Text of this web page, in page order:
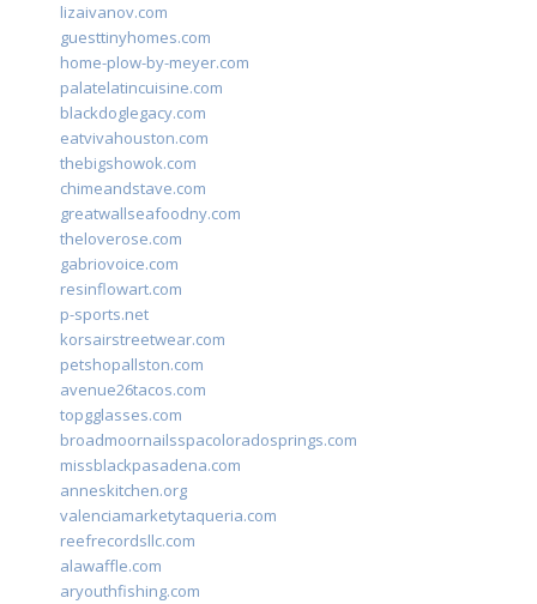
lizaivanov.com
guesttinyhomes.com
home-plow-by-meyer.com
palatelatincuisine.com
blackdoglegacy.com
eatvivahouston.com
thebigshowok.com
chimeandstave.com
greatwallseafoodny.com
theloverose.com
gabriovoice.com
resinflowart.com
p-sports.net
korsairstreetwear.com
petshopallston.com
avenue26tacos.com
topgglasses.com
broadmoornailsspacoloradosprings.com
missblackpasadena.com
anneskitchen.org
valenciamarketytaqueria.com
reefrecordsllc.com
alawaffle.com
aryouthfishing.com